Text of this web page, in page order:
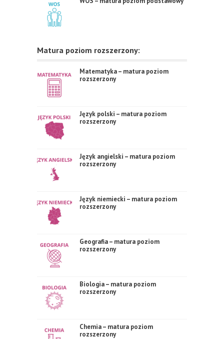
Matura poziom rozszerzony:
Matematyka – matura poziom
rozszerzony
Język polski – matura poziom
rozszerzony
Język angielski – matura poziom
rozszerzony
Język niemiecki – matura poziom
rozszerzony
Geografia – matura poziom
rozszerzony
Biologia – matura poziom
rozszerzony
Chemia – matura poziom
rozszerzony